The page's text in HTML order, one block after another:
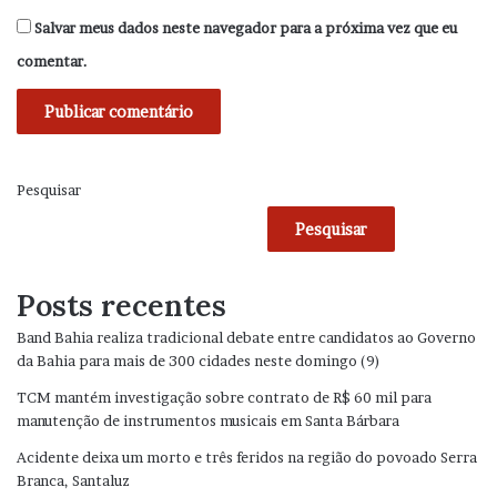
Salvar meus dados neste navegador para a próxima vez que eu
comentar.
Pesquisar
Pesquisar
Posts recentes
Band Bahia realiza tradicional debate entre candidatos ao Governo
da Bahia para mais de 300 cidades neste domingo (9)
TCM mantém investigação sobre contrato de R$ 60 mil para
manutenção de instrumentos musicais em Santa Bárbara
Acidente deixa um morto e três feridos na região do povoado Serra
Branca, Santaluz